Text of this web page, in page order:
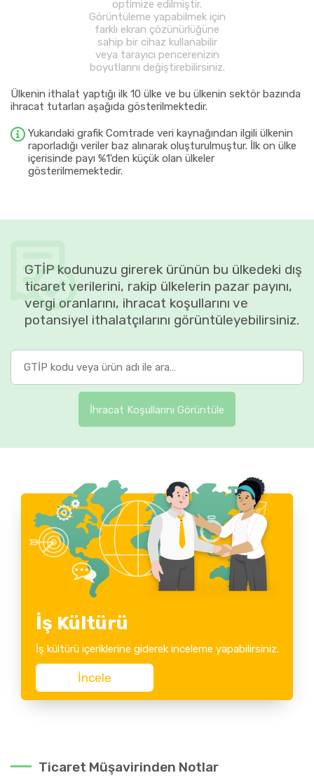
optimize edilmiştir.
Görüntüleme yapabilmek için
farklı ekran çözünürlüğüne
sahip bir cihaz kullanabilir
veya tarayıcı pencerenizin
boyutlarını değiştirebilirsiniz.
Ülkenin ithalat yaptığı ilk 10 ülke ve bu ülkenin sektör bazında
ihracat tutarları aşağıda gösterilmektedir.
Yukarıdaki grafik Comtrade veri kaynağından ilgili ülkenin
raporladığı veriler baz alınarak oluşturulmuştur. İlk on ülke
içerisinde payı %1'den küçük olan ülkeler
gösterilmemektedir.
GTİP kodunuzu girerek ürünün bu ülkedeki dış
ticaret verilerini, rakip ülkelerin pazar payını,
vergi oranlarını, ihracat koşullarını ve
potansiyel ithalatçılarını görüntüleyebilirsiniz.
İhracat Koşullarını Görüntüle
İş Kültürü
İş kültürü içeriklerine giderek inceleme yapabilirsiniz.
İncele
Ticaret Müşavirinden Notlar